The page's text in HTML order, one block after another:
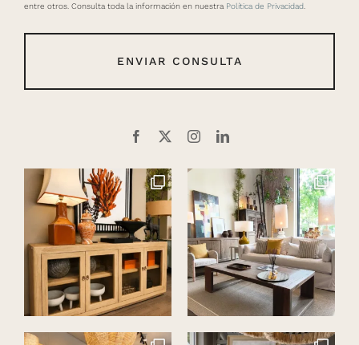
entre otros. Consulta toda la información en nuestra Política de Privacidad
ENVIAR CONSULTA